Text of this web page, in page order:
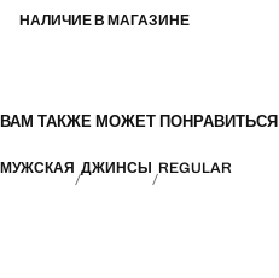
НАЛИЧИЕ В МАГАЗИНЕ
ВАМ ТАКЖЕ МОЖЕТ ПОНРАВИТЬСЯ
МУЖСКАЯ ДЖИНСЫ REGULAR